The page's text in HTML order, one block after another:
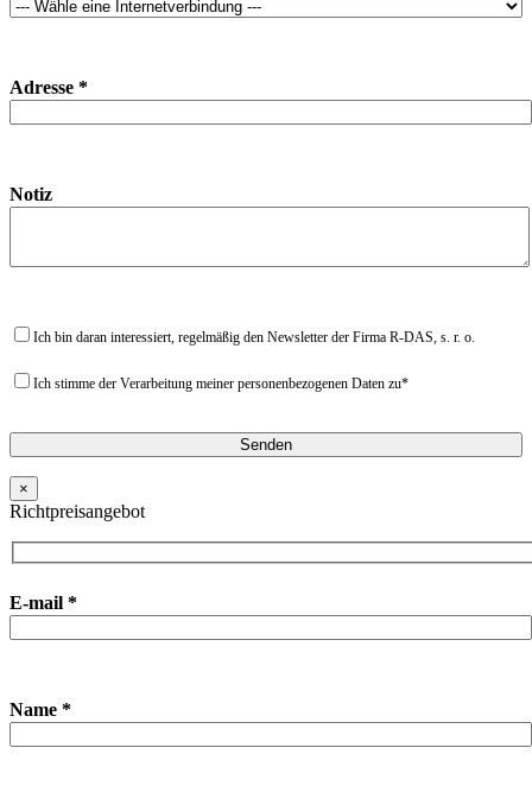
Adresse *
Notiz
Ich bin daran interessiert, regelmäßig den Newsletter der Firma R-DAS, s. r. o.
Ich stimme der Verarbeitung meiner personenbezogenen Daten zu*
×
Richtpreisangebot
E-mail *
Name *